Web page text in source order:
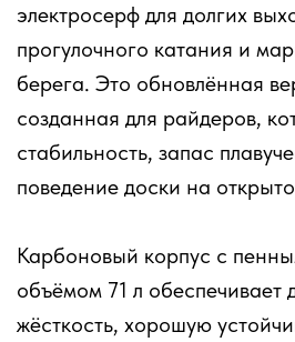
электросерф для долгих
прогулочного катания и
берега. Это обновлённая
созданная для райдеров,
стабильность, запас
поведение доски на
Карбоновый корпус с
объёмом 71 л обеспечивает
жёсткость, хорошую